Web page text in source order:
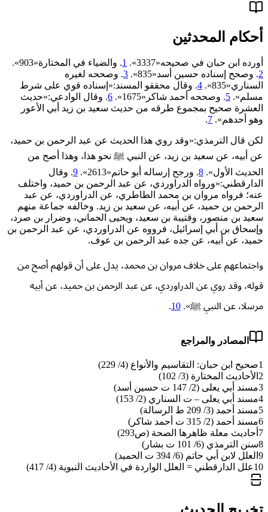
أحكام المحدثين
أورده ابن حبان في صحيحه«3337». 1. والضياء في المختارة«903».
2. وصحح إسناده حسين أسد«835». 3. وصححه لغيره
السناري«835».
4. وقال محققو المسند:«إسناده قوي على شرط
مسلم». 5. وصححه أحمد شاكر«1675». 6. وقال الوادعي:«حديث
العشرة صحيح بمجموع طرقه من حديث سعيد بن زيد أبي الأعور
وهو أحدهم». 7
.
لكن قال الترمذي:«وقد روي هذا الحديث عن عبد الرحمن بن حميد،
عن أبيه، عن سعيد بن زيد، عن النبي ﷺ نحو هذا، وهذا أصح من
الحديث الأول». 8. ورجح إرساله أبو حاتم«2613». 9. وقال
الدارقطني:«ورواه الدراوردي، عن عبد الرحمن بن حميد، واختلف
عنه؛ فرواه ‌مروان ‌بن ‌محمد ‌الطاطري، عن الدراوردي، عن عبد
الرحمن بن حميد، عن أبيه، عن سعيد بن زيد. وخالفه جماعة منهم
سعيد بن منصور، وقتيبة بن سعيد، ويحيى الحماني، وضرار بن صرد،
وإسحاق بن أبي إسرائيل، فرووه عن الدراوردي، عن عبد الرحمن بن
حميد، عن أبيه، عن جده عبد الرحمن بن عوف.
واجتماعهم على خلاف مروان بن محمد، يدل على أن قولهم أصح من
قوله، وقد روي عن الدراوردي، عن عبد الرحمن بن حميد، عن أبيه
مرسلا، عن النبي ﷺ». 10
.
المصادر والمراجع
1صحيح ابن حبان: التقاسيم والأنواع (4/ 229)
2 الأحاديث المختارة (3/ 102)
3مسند أبي يعلى (2/ 147 ت حسين أسد)
4مسند أبي يعلى – ت السناري (2/ 153)
5مسند أحمد (3/ 209 ط الرسالة)
6مسند أحمد (2/ 315 ت أحمد شاكر)
7 أحاديث معلة ظاهرها الصحة (ص293)
8سنن الترمذي (6/ 101 ت بشار)
9 العلل لابن أبي حاتم (6/ 394 ت الحميد)
10علل الدارقطني = العلل الواردة في الأحاديث النبوية (4/ 417)